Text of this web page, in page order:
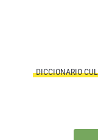
DICCIONARIO